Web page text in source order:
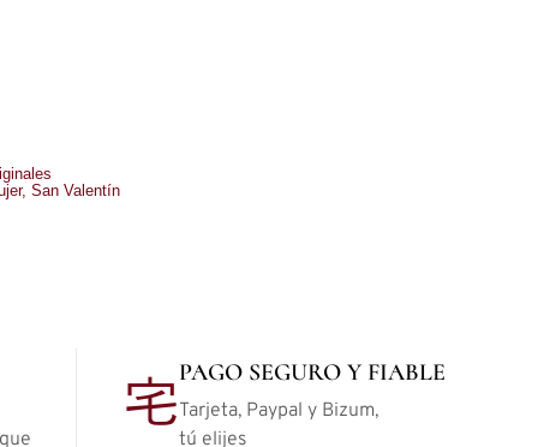
, San Valentín
PAGO SEGURO Y FIABLE
Tarjeta, Paypal y Bizum,
tú elijes